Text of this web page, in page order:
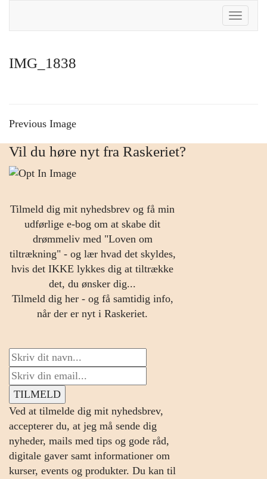
Toggle
IMG_1838
Previous Image
Vil du høre nyt fra Raskeriet?
Tilmeld dig mit nyhedsbrev og få min
udførlige e-bog om at skabe dit
drømmeliv med "Loven om
tiltrækning" - og lær hvad det skyldes,
hvis det IKKE lykkes dig at tiltrække
det, du ønsker dig...
Tilmeld dig her - og få samtidig info,
når der er nyt i Raskeriet.
Ved at tilmelde dig mit nyhedsbrev,
accepterer du, at jeg må sende dig
nyheder, mails med tips og gode råd,
digitale gaver samt informationer om
kurser, events og produkter. Du kan til